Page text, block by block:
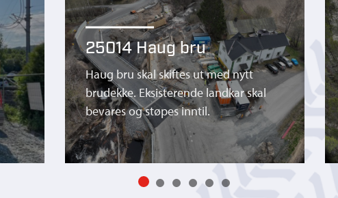
25014 Haug bru
Haug bru skal skiftes ut med nytt
brudekke. Eksisterende landkar skal
bevares og støpes inntil.